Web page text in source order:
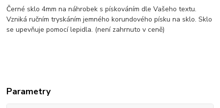
Černé sklo 4mm na náhrobek s pískováním dle Vašeho textu.
Vzniká ručním tryskáním jemného korundového písku na sklo. Sklo
se upevňuje pomocí lepidla. (není zahrnuto v ceně)
Parametry